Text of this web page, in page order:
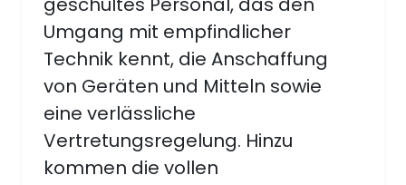
Umgang mit empfindlicher
Technik kennt, die Anschaffung
von Geräten und Mitteln sowie
eine verlässliche
Vertretungsregelung. Hinzu
kommen die vollen